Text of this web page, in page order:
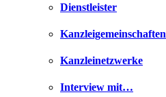
Dienstleister
Kanzleigemeinschaften
Kanzleinetzwerke
Interview mit…